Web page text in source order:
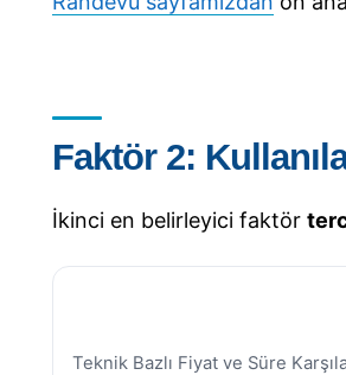
Faktör 2:
İkinci en belirleyici faktör
Teknik Bazlı Fiyat ve Süre